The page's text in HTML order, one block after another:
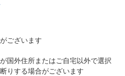
ございます
国外住所またはご自宅以外で選択
りする場合がございます